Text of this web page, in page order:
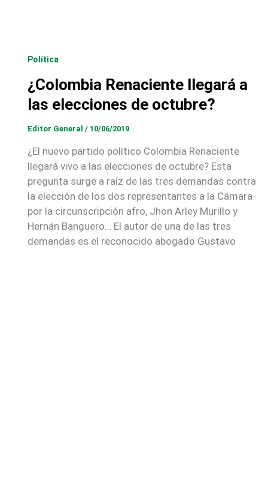
Política
¿Colombia Renaciente llegará a
las elecciones de octubre?
Editor General / 10/06/2019
¿El nuevo partido político Colombia Renaciente
llegará vivo a las elecciones de octubre? Esta
pregunta surge a raíz de las tres demandas contra
la elección de los dos representantes a la Cámara
por la circunscripción afro, Jhon Arley Murillo y
Hernán Banguero… El autor de una de las tres
demandas es el reconocido abogado Gustavo